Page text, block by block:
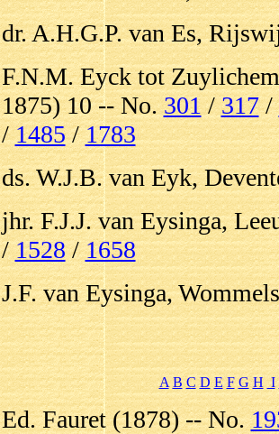
dr. A.H.G.P. van Es,
F.N.M. Eyck tot
1875) 10 -- No.301/317/
/1485/1783
ds. W.J.B. van Eyk,
jhr. F.J.J. van Eysinga,
/1528/1658
J.F. van Eysinga,
A B C D E F G H I
Ed. Fauret (1878) -- No.